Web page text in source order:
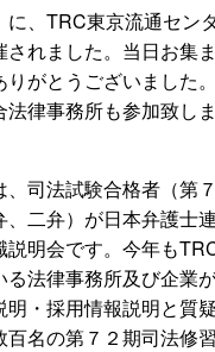
、TRC東京流通セン
れました。当日お集
がとうございました
律事務所も参加致し
司法試験合格者（第
二弁）が日本弁護士
明会です。今年も
法律事務所及び企業
・採用情報説明と質
名の第７２期司法修